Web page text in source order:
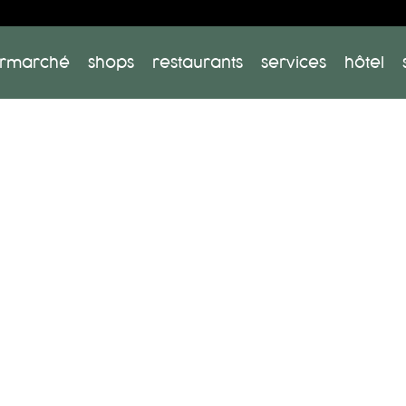
shops restaurants services hôtel